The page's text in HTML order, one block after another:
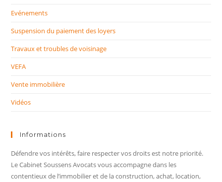
Evénements
Suspension du paiement des loyers
Travaux et troubles de voisinage
VEFA
Vente immobilière
Vidéos
Informations
Défendre vos intérêts, faire respecter vos droits est notre priorité.
Le Cabinet Soussens Avocats vous accompagne dans les
contentieux de l’immobilier et de la construction, achat, location,